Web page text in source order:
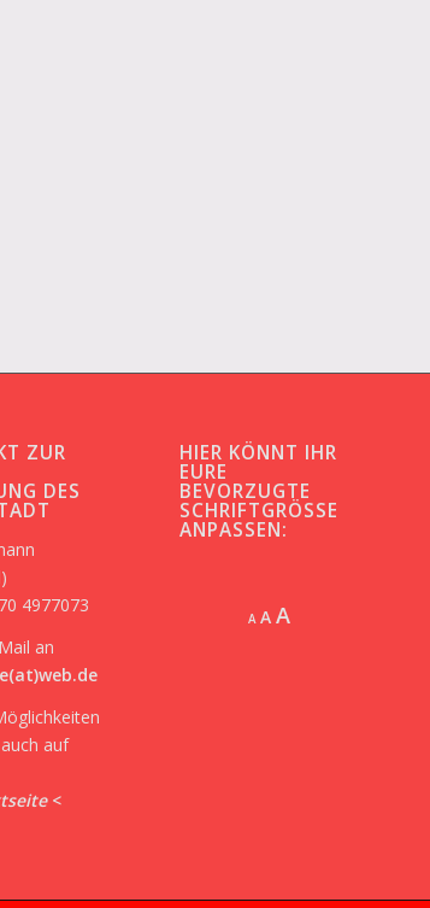
ZUR
DES
4977073
an
auf
<
HIER KÖNNT IHR
EURE
BEVORZUGTE
SCHRIFTGRÖSSE A
NPASSEN:
A Decrease
AReset
AIncrease